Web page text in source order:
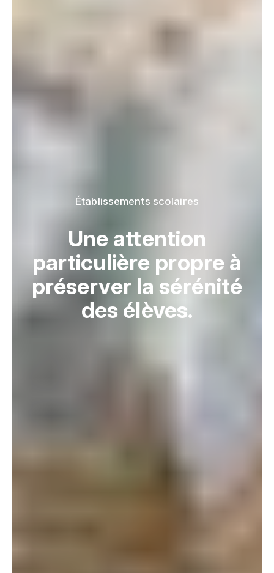
Établissements scolaires
Une attention
particulière propre à
préserver la sérénité
des élèves.